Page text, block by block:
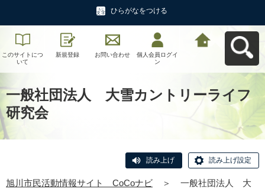
ひらがなをつける
このサイトにつ
いて
新規登録 お問い合わせ
個人会員ログイ
ン
一般社団法人 大雪カントリーライフ
研究会
読み上げ 読み上げ設定
旭川市民活動情報サイト CoCoナビ ＞
一般社団法人 大